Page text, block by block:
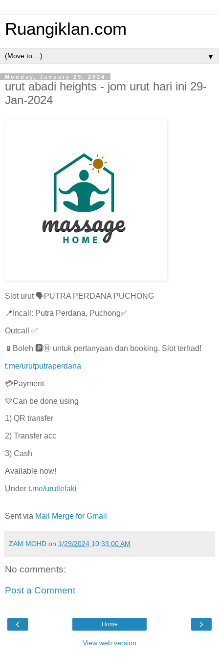
Ruangiklan.com
▼
Monday, January 29, 2024
urut abadi heights - jom urut hari ini 29-
Jan-2024
Slot urut 🗣️PUTRA PERDANA PUCHONG
📍Incall: Putra Perdana, Puchong✅
Outcall ✅
📱Boleh 🅿️Ⓜ️ untuk pertanyaan dan booking. Slot terhad!
t.me/urutputraperdana
💳Payment
💛Can be done using
1) QR transfer
2) Transfer acc
3) Cash
Available now!
Under t.me/urutlelaki
Sent via Mail Merge for Gmail
ZAM MOHD on 1/29/2024 10:33:00 AM
No comments:
Post a Comment
‹ ›
Home
View web version